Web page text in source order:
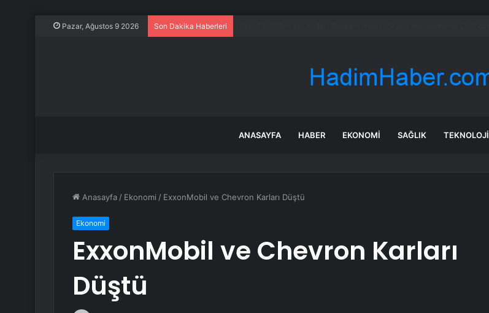
Pazar, Ağustos 9 2026 Son Dakika Haberleri
ANASAYFA HABER EKONOMI SAĞLIK TEKNOLOJI
Anasayfa / Ekonomi / ExxonMobil ve Chevron Karları Düştü
Ekonomi
ExxonMobil ve Chevron Karları
Düştü